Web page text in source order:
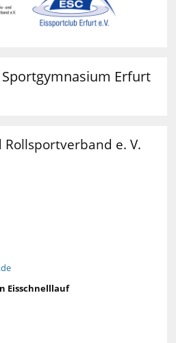
Erfurt
e. V.
Eisschnelllauf